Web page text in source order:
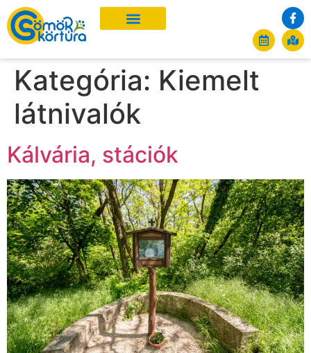
Kategória: Kiemelt
látnivalók
Kálvária, stációk